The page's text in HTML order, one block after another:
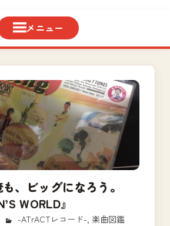
も、ビッグになろう。
WORLD』
-ATrACTレコード-, 楽曲図鑑